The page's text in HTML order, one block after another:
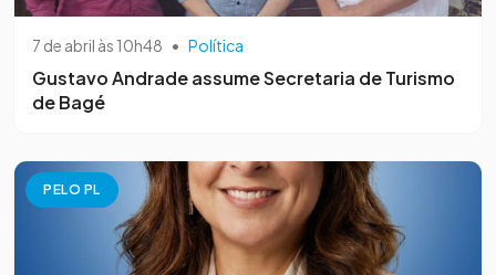
7 de abril às 10h48 • Política
Gustavo Andrade assume Secretaria de Turismo
de Bagé
PELO PL